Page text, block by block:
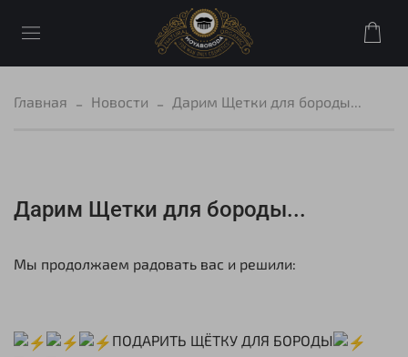
Главная Новости Дарим Щетки для бороды...
Дарим Щетки для бороды...
Мы продолжаем радовать вас и решили:
ПОДАРИТЬ ЩЁТКУ ДЛЯ БОРОДЫ